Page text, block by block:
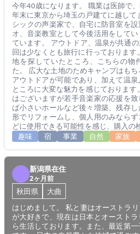
今年40歳になります。 職業は医師で
年末に東京から埼玉の戸建てに越して
シックの声楽家で、自宅に防音室を
オ、音楽教室として今後活用をして
ています。 アウトドア、温泉が共通
回は少なくとも旅行に行っております
地を探していたところ、こちらの物
た。 広大な土地のためキャンプはも
アウトドアが可能であり、加えて温
ところに大変な魅力を感じておりま
はございますが若手音楽家の応援を
ば小さいホールなど後々増築、残存
形でリフォームし、個人用のみなら
どに使用できる可能性を感じ、購入の
趣味
宿 事業 自然 家族
新潟県在住
2ヶ月前
秋田県
大曲
はじめまして。 私と妻はオーストラ
が大好きで、現在は日本とオースト
ら生活しております。また、最近第